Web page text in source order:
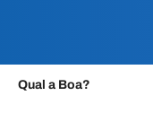
Qual a Boa?